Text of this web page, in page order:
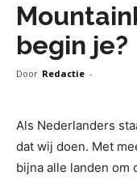
begin je?
Door Redactie -
Als Nederlanders
dat wij doen. Met
bijna alle landen om